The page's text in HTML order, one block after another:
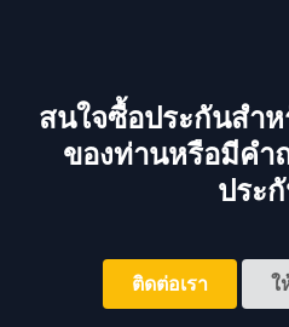
สนใจซื้อประกันสำ
ของท่านหรือมีคำ
ประ
ติดต่อเรา ใ